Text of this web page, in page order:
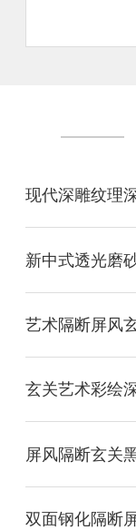
现代深雕纹理
新中式透光磨
艺术隔断屏风
玄关艺术彩绘
屏风隔断玄关
双面钢化隔断